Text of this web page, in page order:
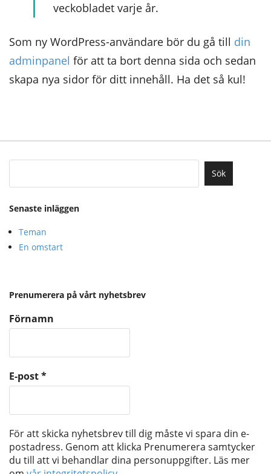
veckobladet varje år.
Som ny WordPress-användare bör du gå till din
adminpanel för att ta bort denna sida och sedan
skapa nya sidor för ditt innehåll. Ha det så kul!
Senaste inläggen
Teman
En omstart
Prenumerera på vårt nyhetsbrev
Förnamn
E-post*
För att skicka nyhetsbrev till dig måste vi spara din e-
postadress. Genom att klicka Prenumerera samtycker
du till att vi behandlar dina personuppgifter. Läs mer